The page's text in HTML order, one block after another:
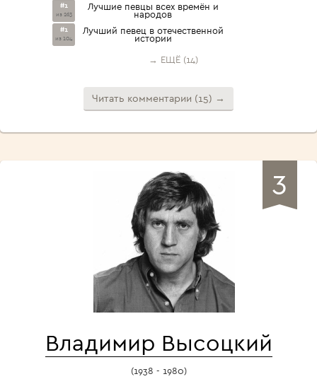
#1
из 263
Лучшие певцы всех времён и
народов
#1
из 104
Лучший певец в отечественной
истории
→ ЕЩЁ (14)
Читать комментарии (15) →
3
Владимир Высоцкий
(1938 - 1980)